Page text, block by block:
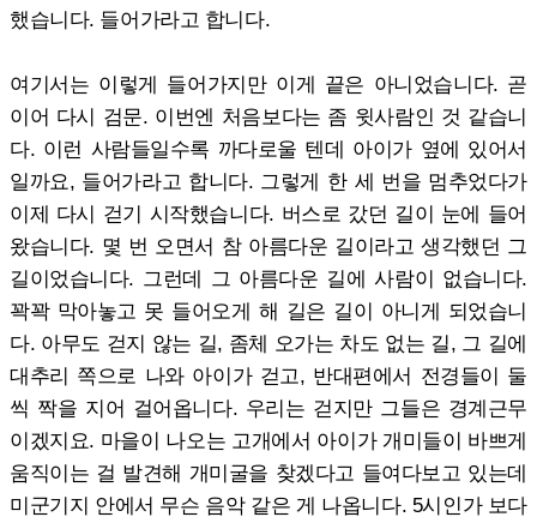
했습니다. 들어가라고 합니다.
여기서는 이렇게 들어가지만 이게 끝은 아니었습니다. 곧
이어 다시 검문. 이번엔 처음보다는 좀 윗사람인 것 같습니
다. 이런 사람들일수록 까다로울 텐데 아이가 옆에 있어서
일까요, 들어가라고 합니다. 그렇게 한 세 번을 멈추었다가
이제 다시 걷기 시작했습니다. 버스로 갔던 길이 눈에 들어
왔습니다. 몇 번 오면서 참 아름다운 길이라고 생각했던 그
길이었습니다. 그런데 그 아름다운 길에 사람이 없습니다.
꽉꽉 막아놓고 못 들어오게 해 길은 길이 아니게 되었습니
다. 아무도 걷지 않는 길, 좀체 오가는 차도 없는 길, 그 길에
대추리 쪽으로 나와 아이가 걷고, 반대편에서 전경들이 둘
씩 짝을 지어 걸어옵니다. 우리는 걷지만 그들은 경계근무
이겠지요. 마을이 나오는 고개에서 아이가 개미들이 바쁘게
움직이는 걸 발견해 개미굴을 찾겠다고 들여다보고 있는데
미군기지 안에서 무슨 음악 같은 게 나옵니다. 5시인가 보다